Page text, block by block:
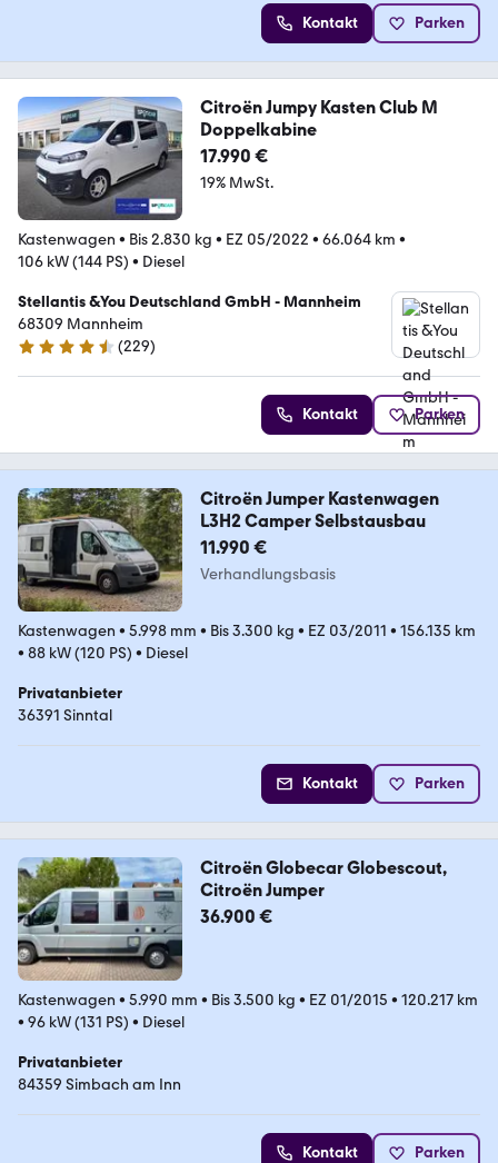
Kontakt Parken
Citroën Jumpy Kasten Club M
Doppelkabine
17.990 €
19% MwSt.
Kastenwagen • Bis 2.830 kg • EZ 05/2022 • 66.064 km •
106 kW (144 PS) • Diesel
Stellantis &You Deutschland GmbH - Mannheim
68309 Mannheim
4.3 Sterne
(229)
Kontakt Parken
Citroën Jumper Kastenwagen
L3H2 Camper Selbstausbau
11.990 €
Verhandlungsbasis
Kastenwagen • 5.998 mm • Bis 3.300 kg • EZ 03/2011 • 156.135 km
• 88 kW (120 PS) • Diesel
Privatanbieter
36391 Sinntal
Kontakt Parken
Citroën Globecar Globescout,
Citroën Jumper
36.900 €
Kastenwagen • 5.990 mm • Bis 3.500 kg • EZ 01/2015 • 120.217 km
• 96 kW (131 PS) • Diesel
Privatanbieter
84359 Simbach am Inn
Kontakt Parken